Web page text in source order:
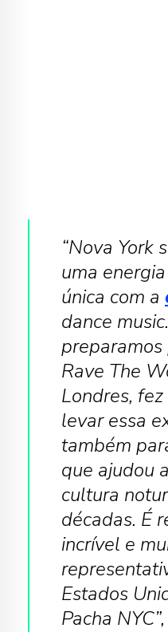
“Nova York
uma
única com a
dance
Rave The
Londres,
levar essa
também
que ajudou
cultura
décadas. É
incrível e
Estados
Pacha